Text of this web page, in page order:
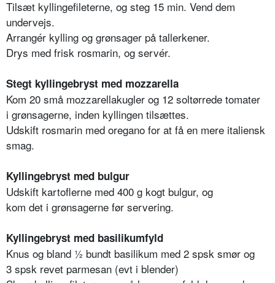
Tilsæt kyllingefileterne, og steg 15 min. Vend dem
undervejs.
Arrangér kylling og grønsager på tallerkener.
Drys med frisk rosmarin, og servér.
Stegt kyllingebryst med mozzarella
Kom 20 små mozzarellakugler og 12 soltørrede tomater
i grønsagerne, inden kyllingen tilsættes.
Udskift rosmarin med oregano for at få en mere italiensk
smag.
Kyllingebryst med bulgur
Udskift kartoflerne med 400 g kogt bulgur, og
kom det i grønsagerne før servering.
Kyllingebryst med basilikumfyld
Knus og bland ½ bundt basilikum med 2 spsk smør og
3 spsk revet parmesan (evt i blender)